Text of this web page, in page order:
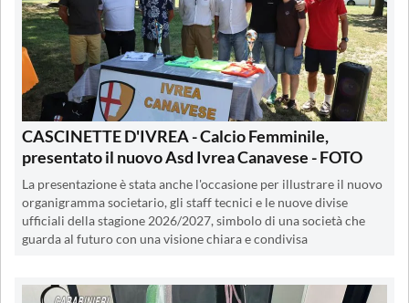
CASCINETTE D'IVREA - Calcio Femminile,
presentato il nuovo Asd Ivrea Canavese - FOTO
La presentazione è stata anche l'occasione per illustrare il nuovo
organigramma societario, gli staff tecnici e le nuove divise
ufficiali della stagione 2026/2027, simbolo di una società che
guarda al futuro con una visione chiara e condivisa